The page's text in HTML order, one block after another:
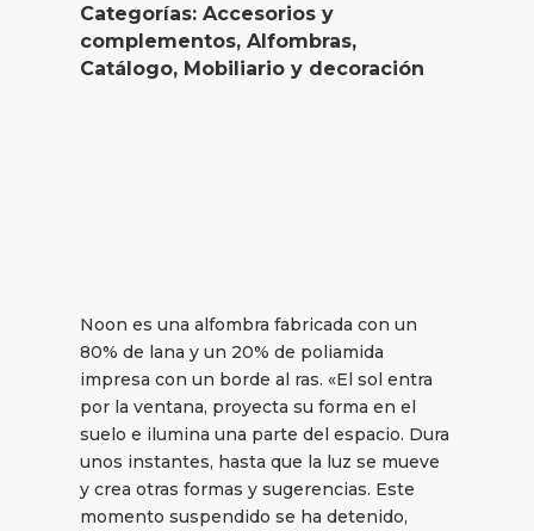
Categorías:Accesorios y
complementos,Alfombras,
Catálogo, Mobiliario y decoración
Noon es una alfombra fabricada con un
80% de lana y un 20% de poliamida
impresa con un borde al ras. «El sol entra
por la ventana, proyecta su forma en el
suelo e ilumina una parte del espacio. Dura
unos instantes, hasta que la luz se mueve
y crea otras formas y sugerencias. Este
momento suspendido se ha detenido,